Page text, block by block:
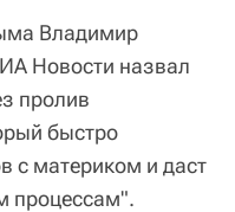
Владимир
Новости назвал
пролив
быстро
с материком и даст
процессам".